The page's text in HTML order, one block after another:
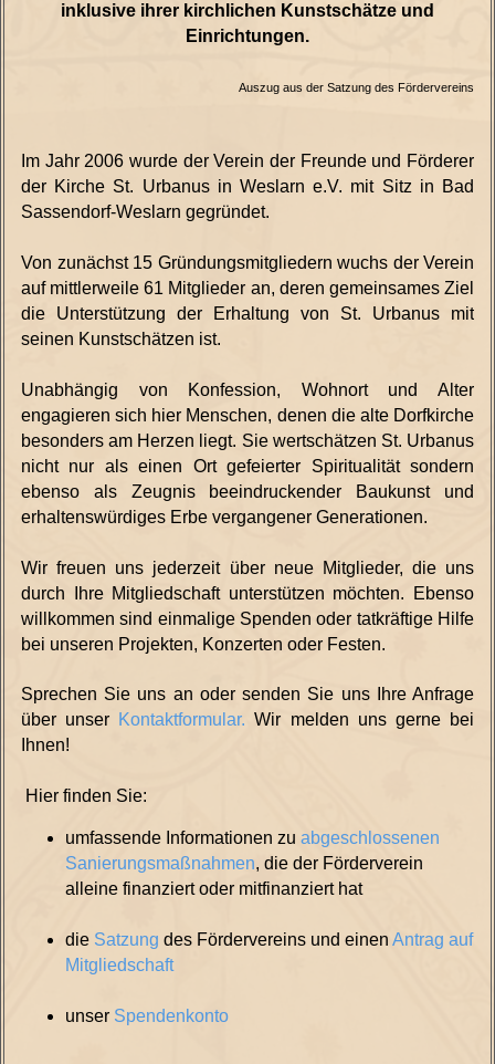
inklusive ihrer kirchlichen Kunstschätze und
Einrichtungen.
Auszug aus der Satzung des Fördervereins
Im Jahr 2006 wurde der Verein der Freunde und Förderer
der Kirche St. Urbanus in Weslarn e.V. mit Sitz in Bad
Sassendorf-Weslarn gegründet.
Von zunächst 15 Gründungsmitgliedern wuchs der Verein
auf mittlerweile 61 Mitglieder an, deren gemeinsames Ziel
die Unterstützung der Erhaltung von St. Urbanus mit
seinen Kunstschätzen ist.
Unabhängig von Konfession, Wohnort und Alter
engagieren sich hier Menschen, denen die alte Dorfkirche
besonders am Herzen liegt. Sie wertschätzen St. Urbanus
nicht nur als einen Ort gefeierter Spiritualität sondern
ebenso als Zeugnis beeindruckender Baukunst und
erhaltenswürdiges Erbe vergangener Generationen.
Wir freuen uns jederzeit über neue Mitglieder, die uns
durch Ihre Mitgliedschaft unterstützen möchten. Ebenso
willkommen sind einmalige Spenden oder tatkräftige Hilfe
bei unseren Projekten, Konzerten oder Festen.
Sprechen Sie uns an oder senden Sie uns Ihre Anfrage
über unser Kontaktformular. Wir melden uns gerne bei
Ihnen!
Hier finden Sie:
umfassende Informationen zu abgeschlossenen
Sanierungsmaßnahmen, die der Förderverein
alleine finanziert oder mitfinanziert hat
die Satzung des Fördervereins und einen Antrag auf
Mitgliedschaft
unser Spendenkonto